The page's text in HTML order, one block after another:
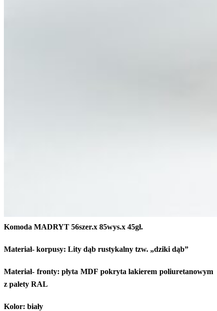
Komoda MADRYT 56szer.x 85wys.x 45gł.
Materiał- korpusy: Lity dąb rustykalny tzw. „dziki dąb”
Materiał- fronty: płyta MDF pokryta lakierem poliuretanowym
z palety RAL
Kolor: biały